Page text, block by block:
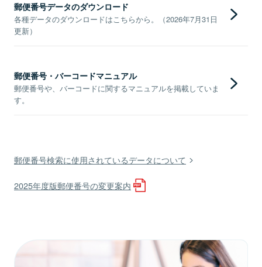
郵便番号データのダウンロード
各種データのダウンロードはこちらから。（2026年7月31日
更新）
郵便番号・バーコードマニュアル
郵便番号や、バーコードに関するマニュアルを掲載していま
す。
郵便番号検索に使用されているデータについて
2025年度版郵便番号の変更案内